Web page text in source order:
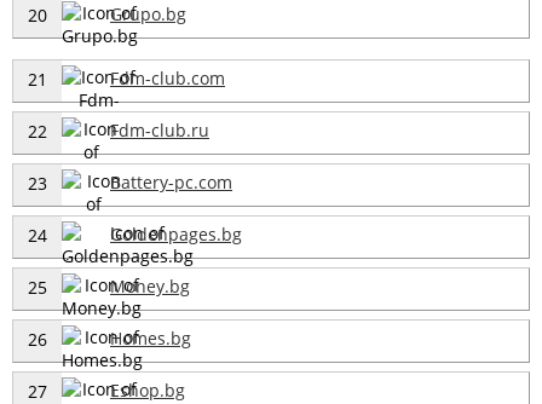
20 Grupo.bg
21 Fdm-club.com
22 Fdm-club.ru
23 Battery-pc.com
24 Goldenpages.bg
25 Money.bg
26 Homes.bg
27 Eshop.bg